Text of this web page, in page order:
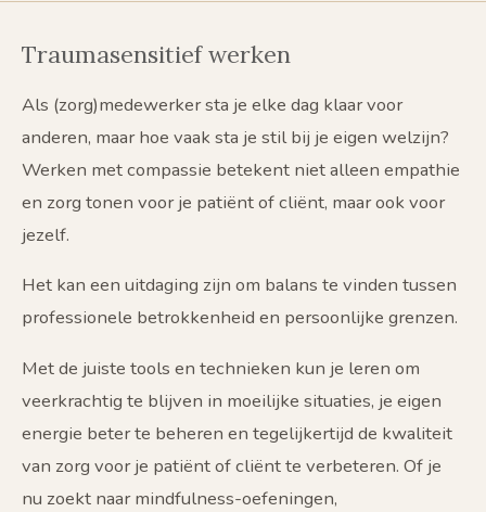
Traumasensitief werken
Als (zorg)medewerker sta je elke dag klaar voor
anderen, maar hoe vaak sta je stil bij je eigen welzijn?
Werken met compassie betekent niet alleen empathie
en zorg tonen voor je patiënt of cliënt, maar ook voor
jezelf.
Het kan een uitdaging zijn om balans te vinden tussen
professionele betrokkenheid en persoonlijke grenzen.
Met de juiste tools en technieken kun je leren om
veerkrachtig te blijven in moeilijke situaties, je eigen
energie beter te beheren en tegelijkertijd de kwaliteit
van zorg voor je patiënt of cliënt te verbeteren. Of je
nu zoekt naar mindfulness-oefeningen,